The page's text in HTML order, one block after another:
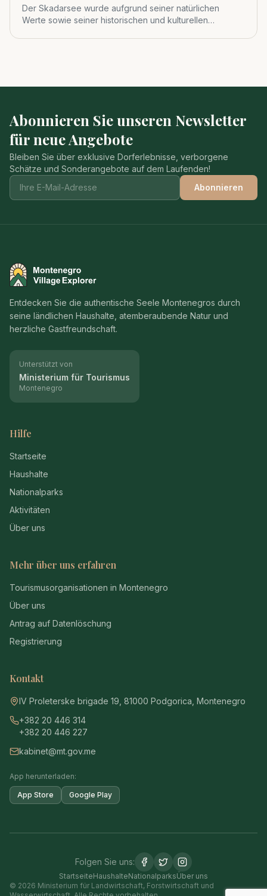
Der Skadarsee wurde aufgrund seiner natürlichen
Werte sowie seiner historischen und kulturellen
Abonnieren Sie unseren Newsletter
für neue Angebote
Bleiben Sie über exklusive Dorferlebnisse, verborgene
Schätze und Sonderangebote auf dem Laufenden!
Abonnieren
Montenegro Village Explorer
Entdecken Sie die authentische Seele Montenegros durch
seine ländlichen Haushalte, atemberaubende Natur und
herzliche Gastfreundschaft.
Unterstützt von
Ministerium für Tourismus
Montenegro
Hilfe
Startseite
Haushalte
Nationalparks
Aktivitäten
Über uns
Mehr über uns erfahren
Tourismusorganisationen in Montenegro
Über uns
Antrag auf Datenlöschung
Registrierung
Kontakt
IV Proleterske brigade 19, 81000 Podgorica, Montenegro
+382 20 446 314
+382 20 446 227
kabinet@mt.gov.me
App herunterladen:
App Store Google Play
Folgen Sie uns:
StartseiteHaushalteNationalparksÜber uns
© 2026 Ministerium für Landwirtschaft, Forstwirtschaft und